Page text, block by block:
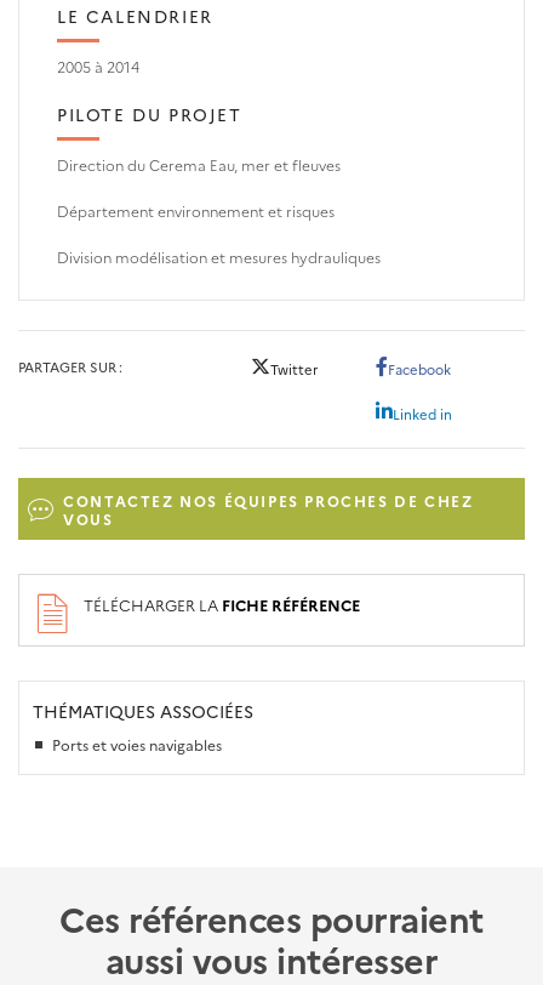
LE CALENDRIER
2005 à 2014
PILOTE DU PROJET
Direction du Cerema Eau, mer et fleuves
Département environnement et risques
Division modélisation et mesures hydrauliques
PARTAGER SUR Twitter Facebook
Linked in
CONTACTEZ NOS ÉQUIPES PROCHES DE CHEZ
VOUS
TÉLÉCHARGER LA FICHE RÉFÉRENCE
THÉMATIQUES ASSOCIÉES
Ports et voies navigables
Ces références pourraient
aussi vous intéresser